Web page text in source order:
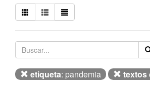
etiqueta: pandemia textos